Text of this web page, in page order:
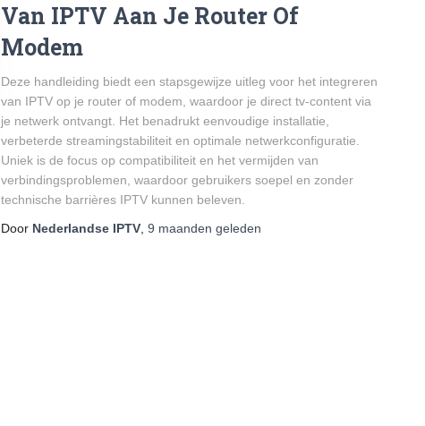
Van IPTV Aan Je Router Of
Modem
Deze handleiding biedt een stapsgewijze uitleg voor het integreren
van IPTV op je router of modem, waardoor je direct tv-content via
je netwerk ontvangt. Het benadrukt eenvoudige installatie,
verbeterde streamingstabiliteit en optimale netwerkconfiguratie.
Uniek is de focus op compatibiliteit en het vermijden van
verbindingsproblemen, waardoor gebruikers soepel en zonder
technische barrières IPTV kunnen beleven.
Door Nederlandse IPTV 9 maanden geleden